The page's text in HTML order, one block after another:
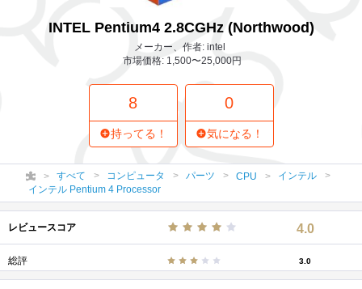
INTEL Pentium4 2.8CGHz (Northwood)
メーカー、作者: intel
市場価格: 1,500〜25,000円
8
持ってる！
0
気になる！
すべて コンピュータ パーツ CPU
インテル
インテル Pentium 4 Processor
レビュースコア 4.0
総評 3.0